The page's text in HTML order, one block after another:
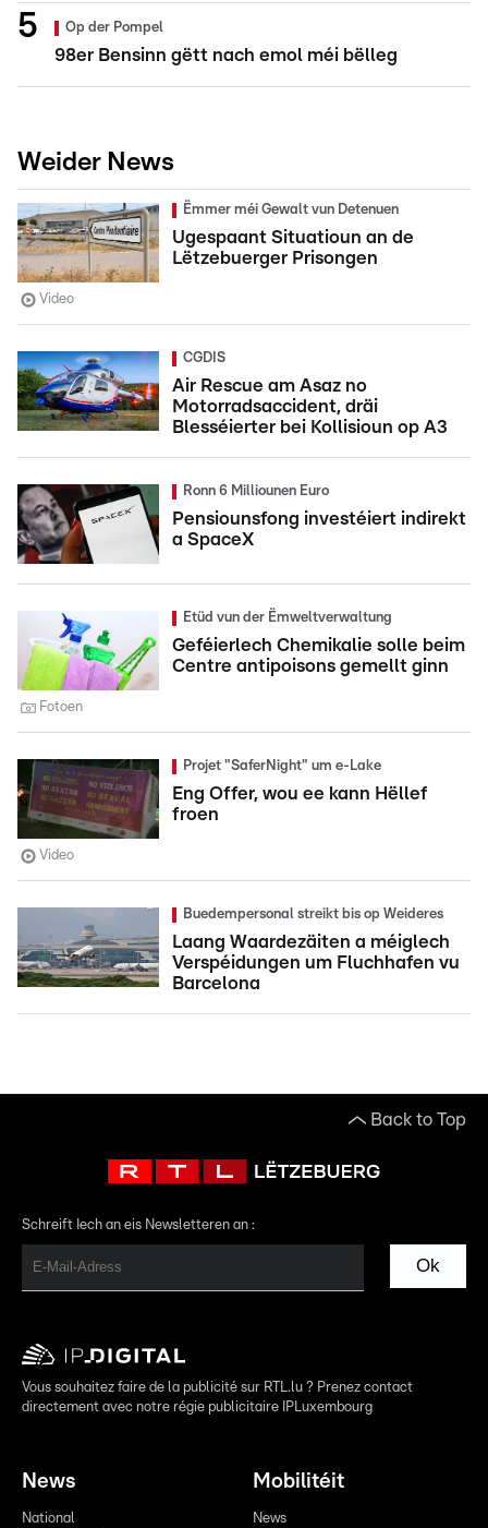
Op der Pompel
98er Bensinn gëtt nach emol méi bëlleg
Weider News
Ëmmer méi Gewalt vun Detenuen
Ugespaant Situatioun an de
Lëtzebuerger Prisongen
Video
CGDIS
Air Rescue am Asaz no
Motorradsaccident, dräi
Blesséierter bei Kollisioun op A3
Ronn 6 Milliounen Euro
Pensiounsfong investéiert indirekt
a SpaceX
Etüd vun der Ëmweltverwaltung
Geféierlech Chemikalie solle beim
Centre antipoisons gemellt ginn
Fotoen
Projet "SaferNight" um e-Lake
Eng Offer, wou ee kann Hëllef
froen
Video
Buedempersonal streikt bis op Weideres
Laang Waardezäiten a méiglech
Verspéidungen um Fluchhafen vu
Barcelona
Back to Top
Schreift Iech an eis Newsletteren an :
Ok
Vous souhaitez faire de la publicité sur RTL.lu ? Prenez contact
directement avec notre régie publicitaire IPLuxembourg
News
National
Mobilitéit
News